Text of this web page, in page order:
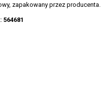
zapakowany przez producenta.
564681